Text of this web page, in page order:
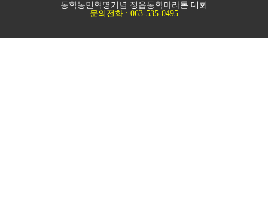
동학농민혁명기념 정읍동학마라톤 대회
문의전화 : 063-535-0495